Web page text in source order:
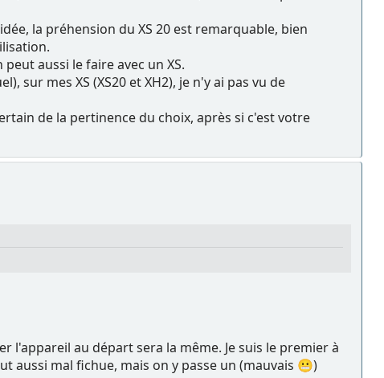
la préhension du XS 20 est remarquable, bien
aussi le faire avec un XS.
sur mes XS (XS20 et XH2), je n'y ai pas vu de
de la pertinence du choix, après si c'est votre
au départ sera la même. Je suis le premier à
aussi mal fichue, mais on y passe un (mauvais 😬)